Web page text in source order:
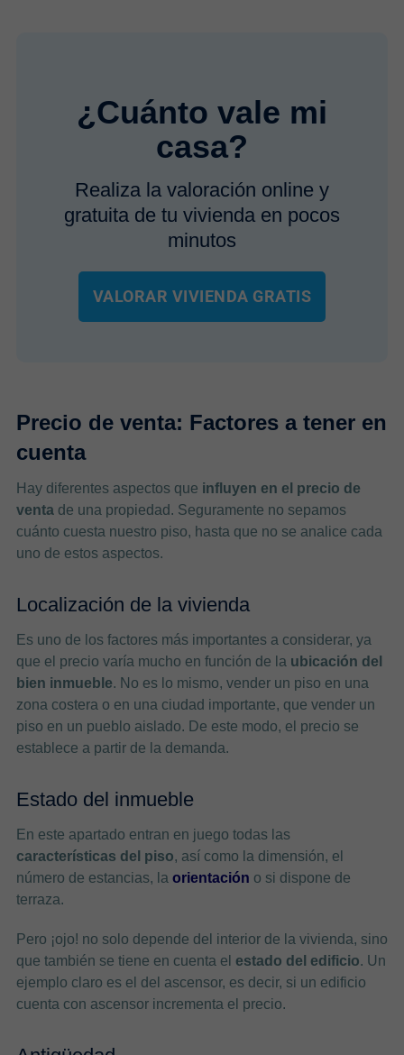
¿Cuánto vale mi
casa?
Realiza la valoración online y
gratuita de tu vivienda en pocos
minutos
VALORAR VIVIENDA GRATIS
Precio de venta: Factores a tener en
cuenta
Hay diferentes aspectos que influyen en el precio de
ventade una propiedad. Seguramente no sepamos
cuánto cuesta nuestro piso, hasta que no se analice cada
uno de estos aspectos.
Localización de la vivienda
Es uno de los factores más importantes a considerar, ya
que el precio varía mucho en función de la ubicación del
bien inmueble. No es lo mismo, vender un piso en una
zona costera o en una ciudad importante, que vender un
piso en un pueblo aislado. De este modo, el precio se
establece a partir de la demanda.
Estado del inmueble
En este apartado entran en juego todas las
características del piso, así como la dimensión, el
número de estancias, la orientación o si dispone de
terraza.
Pero ¡ojo! no solo depende del interior de la vivienda, sino
que también se tiene en cuenta el estado del edificio. Un
ejemplo claro es el del ascensor, es decir, si un edificio
cuenta con ascensor incrementa el precio.